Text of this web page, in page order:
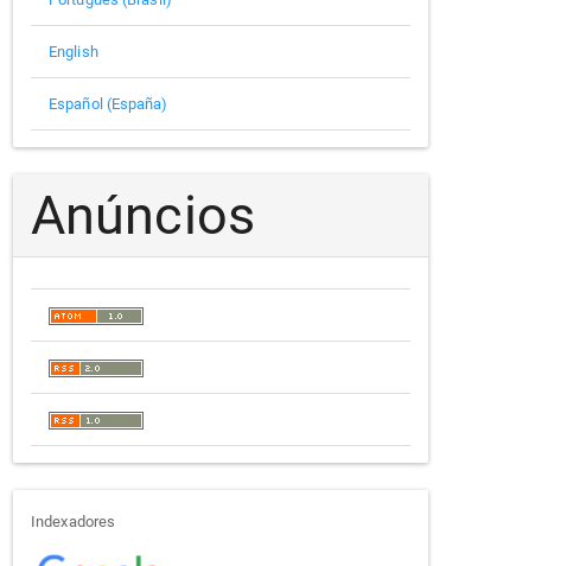
English
Español (España)
Anúncios
indexadores
Indexadores